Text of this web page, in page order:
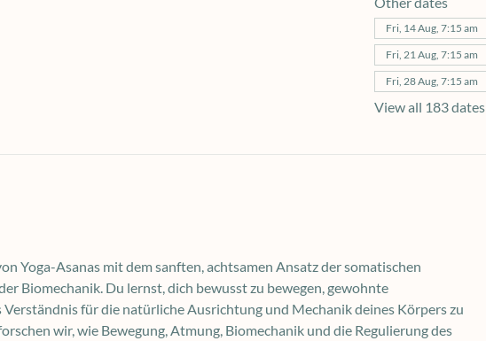
Fri, 14 Aug, 7:15 am
Fri, 21 Aug, 7:15 am
Fri, 28 Aug, 7:15 am
View all 183 dates
Yoga-Asanas mit dem sanften, achtsamen Ansatz der somatischen
Biomechanik. Du lernst, dich bewusst zu bewegen, gewohnte
für die natürliche Ausrichtung und Mechanik deines Körpers zu
wir, wie Bewegung, Atmung, Biomechanik und die Regulierung des